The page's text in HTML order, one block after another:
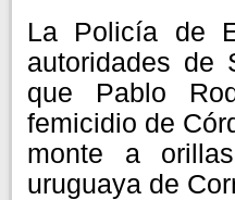
La Policía de
autoridades de
que Pablo
femicidio de
monte a
uruguaya de